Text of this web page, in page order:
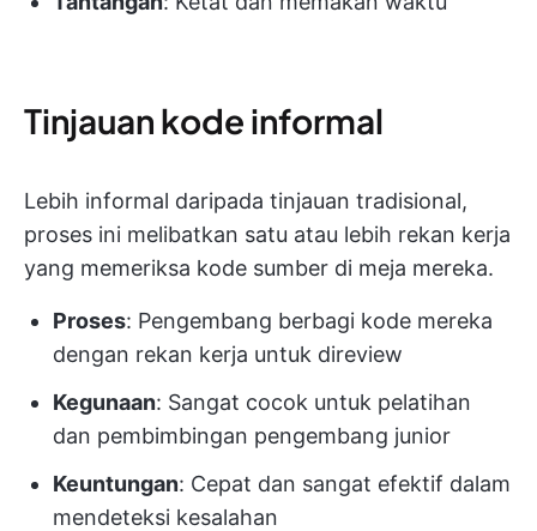
Tinjauan kode informal
Lebih informal daripada tinjauan tradisional,
proses ini melibatkan satu atau lebih rekan kerja
yang memeriksa kode sumber di meja mereka.
Proses: Pengembang berbagi kode mereka
dengan rekan kerja untuk direview
Kegunaan: Sangat cocok untuk pelatihan
dan pembimbingan pengembang junior
Keuntungan: Cepat dan sangat efektif dalam
mendeteksi kesalahan